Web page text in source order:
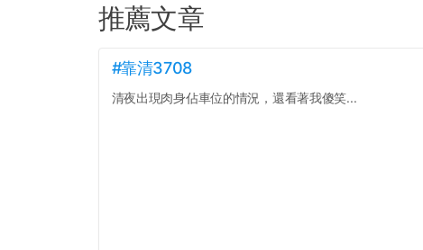
推薦文章
#靠清3708
清夜出現肉身佔車位的情況，還看著我傻笑...